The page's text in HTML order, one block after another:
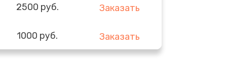
2500 руб. Заказать
1000 руб. Заказать